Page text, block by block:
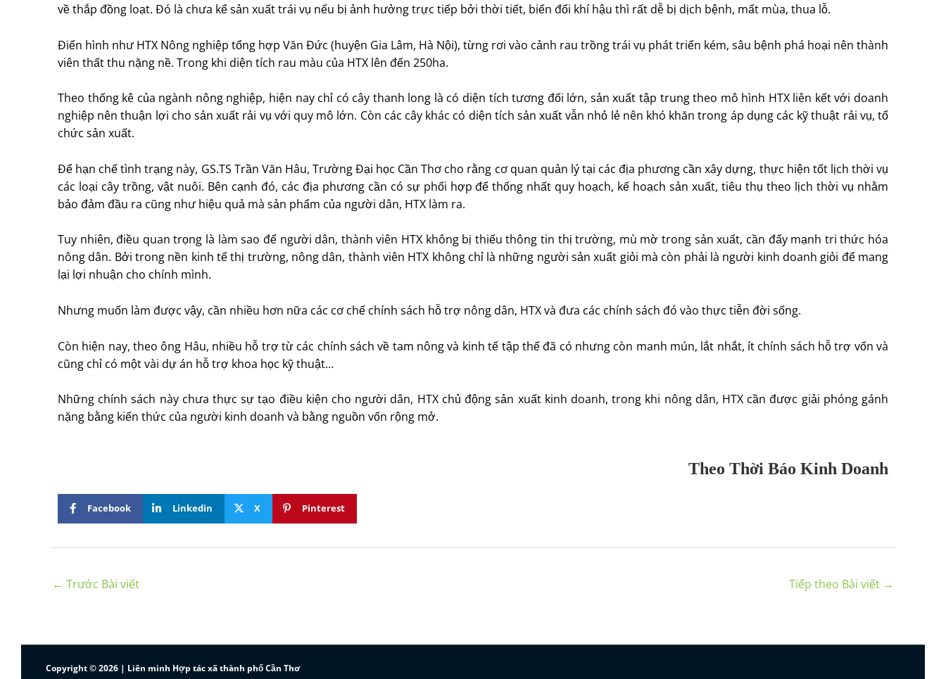
về thắp đồng loạt. Đó là chưa kể sản xuất trái vụ nếu bị ảnh hưởng trực tiếp bởi thời tiết, biến đổi khí hậu thì rất dễ bị dịch bệnh, mất mùa, thua lỗ.
Điển hình như HTX Nông nghiệp tổng hợp Văn Đức (huyện Gia Lâm, Hà Nội), từng rơi vào cảnh rau trồng trái vụ phát triển kém, sâu bệnh phá hoại nên thành
viên thất thu nặng nề. Trong khi diện tích rau màu của HTX lên đến 250ha.
Theo thống kê của ngành nông nghiệp, hiện nay chỉ có cây thanh long là có diện tích tương đối lớn, sản xuất tập trung theo mô hình HTX liên kết với doanh
nghiệp nên thuận lợi cho sản xuất rải vụ với quy mô lớn. Còn các cây khác có diện tích sản xuất vẫn nhỏ lẻ nên khó khăn trong áp dụng các kỹ thuật rải vụ, tổ
chức sản xuất.
Để hạn chế tình trạng này, GS.TS Trần Văn Hâu, Trường Đại học Cần Thơ cho rằng cơ quan quản lý tại các địa phương cần xây dựng, thực hiện tốt lịch thời vụ
các loại cây trồng, vật nuôi. Bên cạnh đó, các địa phương cần có sự phối hợp để thống nhất quy hoạch, kế hoạch sản xuất, tiêu thụ theo lịch thời vụ nhằm
bảo đảm đầu ra cũng như hiệu quả mà sản phẩm của người dân, HTX làm ra.
Tuy nhiên, điều quan trọng là làm sao để người dân, thành viên HTX không bị thiếu thông tin thị trường, mù mờ trong sản xuất, cần đẩy mạnh tri thức hóa
nông dân. Bởi trong nền kinh tế thị trường, nông dân, thành viên HTX không chỉ là những người sản xuất giỏi mà còn phải là người kinh doanh giỏi để mang
lại lợi nhuận cho chính mình.
Nhưng muốn làm được vậy, cần nhiều hơn nữa các cơ chế chính sách hỗ trợ nông dân, HTX và đưa các chính sách đó vào thực tiễn đời sống.
Còn hiện nay, theo ông Hâu, nhiều hỗ trợ từ các chính sách về tam nông và kinh tế tập thể đã có nhưng còn manh mún, lắt nhắt, ít chính sách hỗ trợ vốn và
cũng chỉ có một vài dự án hỗ trợ khoa học kỹ thuật…
Những chính sách này chưa thực sự tạo điều kiện cho người dân, HTX chủ động sản xuất kinh doanh, trong khi nông dân, HTX cần được giải phóng gánh
nặng bằng kiến thức của người kinh doanh và bằng nguồn vốn rộng mở.
Theo Thời Báo Kinh Doanh
Facebook Linkedin X Pinterest
← Trước Bài viết Tiếp theo Bài viết →
Copyright © 2026 | Liên minh Hợp tác xã thành phố Cần Thơ